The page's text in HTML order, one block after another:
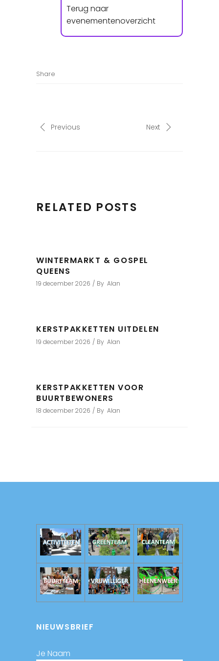
Terug naar
evenementenoverzicht
Share
Previous Next
RELATED POSTS
WINTERMARKT & GOSPEL
QUEENS
19 december 2026 By Alan
KERSTPAKKETTEN UITDELEN
19 december 2026 By Alan
KERSTPAKKETTEN VOOR
BUURTBEWONERS
18 december 2026 By Alan
NIEUWSBRIEF
Je Naam